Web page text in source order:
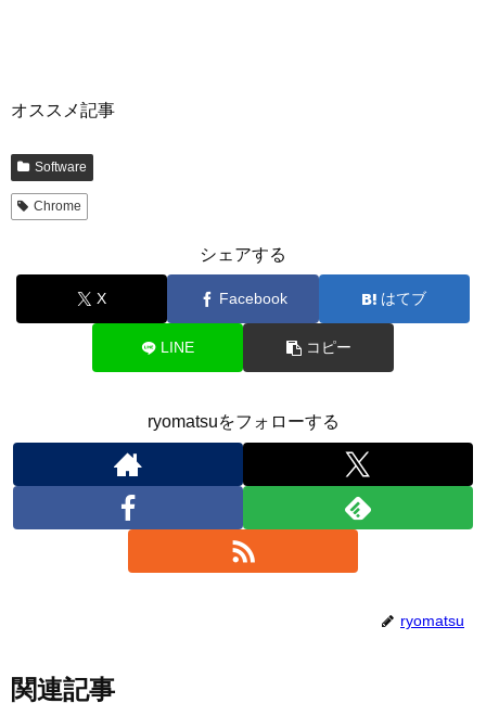
オススメ記事
Software
Chrome
シェアする
X Facebook はてブ
LINE コピー
ryomatsuをフォローする
ryomatsu
関連記事